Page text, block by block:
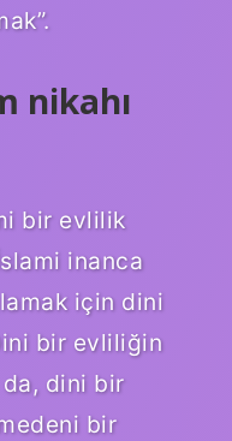
nikahı
bir evlilik
inanca
için dini
bir evliliğin
dini bir
bir